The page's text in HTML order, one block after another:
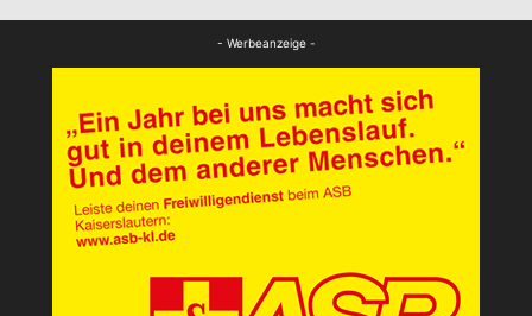
- Werbeanzeige -